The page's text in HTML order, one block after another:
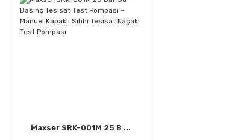
Maxser SRK-001M 25 B ...